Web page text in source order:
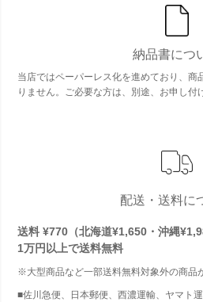
納品書につ
当店ではペーパーレス化を進めており、商
りません。ご必要な方は、別途、お申し付
配送・送料に
送料 ¥770（北海道¥1,650・沖縄
1万円以上で送料無料
※大型商品など一部送料無料対象外の商品
■佐川急便、日本郵便、西濃運輸、ヤマト